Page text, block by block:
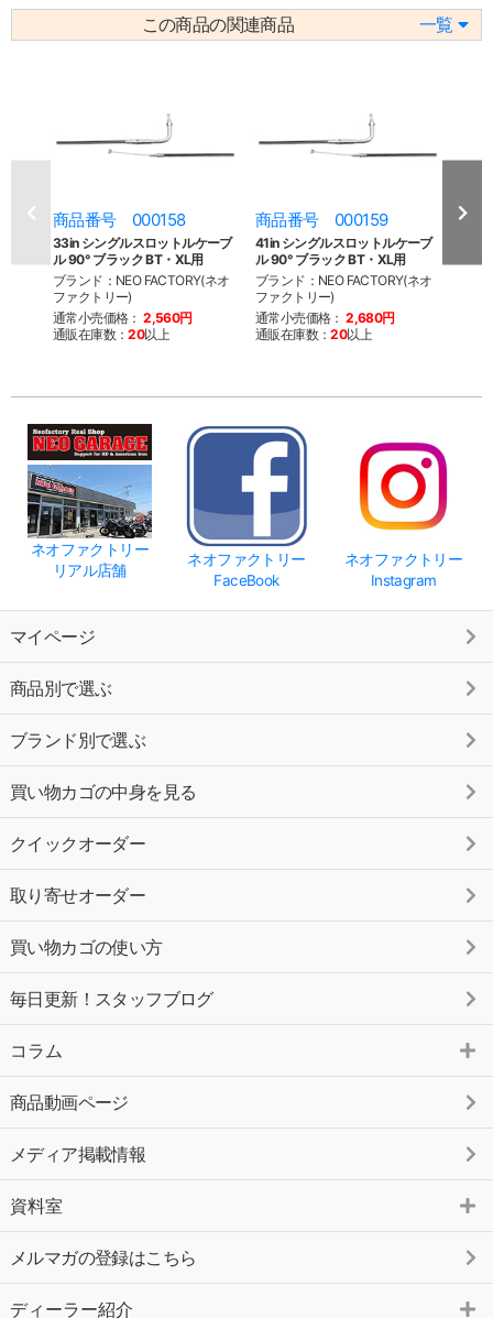
この商品の関連商品 一覧
商品番号 000158
33in シングルスロットルケーブ
ル 90° ブラック BT・XL用
ブランド：NEO FACTORY(ネオ
ファクトリー)
通常小売価格： 2,560円
通販在庫数：20以上
商品番号 000159
41in シングルスロットルケーブ
ル 90° ブラック BT・XL用
ブランド：NEO FACTORY(ネオ
ファクトリー)
通常小売価格： 2,680円
通販在庫数：20以上
商
ネオファクトリー
リアル店舗
ネオファクトリー
FaceBook
ネオファクトリー
Instagram
マイページ
商品別で選ぶ
ブランド別で選ぶ
買い物カゴの中身を見る
クイックオーダー
取り寄せオーダー
買い物カゴの使い方
毎日更新！スタッフブログ
コラム
商品動画ページ
メディア掲載情報
資料室
メルマガの登録はこちら
ディーラー紹介